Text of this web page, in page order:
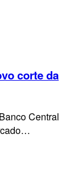
corte da
Central